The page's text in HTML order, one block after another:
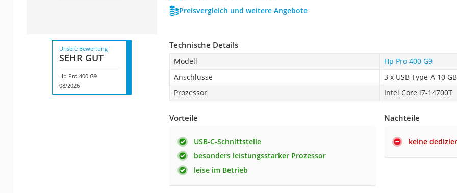
Preisvergleich und weitere Angebote
Unsere Bewertung
SEHR GUT
Hp Pro 400 G9
08/2026
Technische Details
Modell
Hp Pro 400 G9
Anschlüsse
3 x USB Type-A 10
Prozessor
Intel Core i7-14700T
Vorteile
USB-C-Schnittstelle
besonders leistungsstarker Prozessor
leise im Betrieb
Nachteile
keine